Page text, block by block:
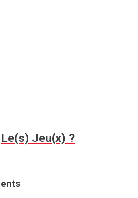
Le(s) Jeu(x) ?